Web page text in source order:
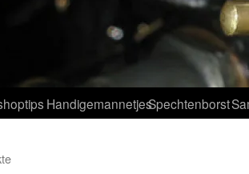
HandigemannetjesSpechtenborst